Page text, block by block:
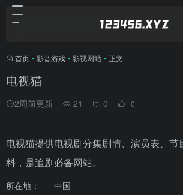
首页 • 影音游戏 • 影视网站 • 正文
电视猫
2周前更新 21 0 0
电视猫提供电视剧分集剧情、演员表、节
料，是追剧必备网站。
所在地：
中国